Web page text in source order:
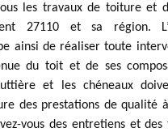
les travaux de toiture et
27110 et sa région.
ainsi de réaliser toute
du toit et de ses
et les chéneaux
des prestations de qualité
vous des entretiens et